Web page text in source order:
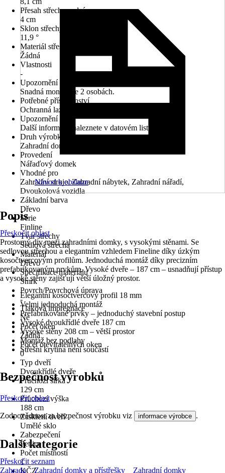
Přesah střechy zadní
4 cm
Sklon střechy
11,9 °
Materiál střešní krytiny
Žádná
Vlastnosti
-
Upozornění
Snadná montáž ve 2 osobách.
Potřebné příslušenství
Ochranná lazura
Upozornění
Další informace naleznete v datovém listu.
Druh výrobku
Zahradní domek
Provedení
Nářaďový domek
Vhodné pro
Zahradní stroje, Zahradní nábytek, Zahradní nářadí,
Dvoukolová vozidla
Základní barva
Dřevo
Série
Finline
Tvar střechy
Sedlová střecha
Materiál
Dřevo
Specifikace materiálu
Smrk
Povrch/Povrchová úprava
-
Tlaková impregnace
Ne
Počet oken
Žádná
Počet otevíratelných oken
0
Typ dveří
Dvoukřídlé dveře
Průchozí šířka
129 cm
Průchozí výška
188 cm
Zasklení dveří
Umělé sklo
Zabezpečení
Petlice
Počet místností
1
KČZ
Návod k obsluze
Popis
Přeskočit oblast
Prostorný div mezi zahradními domky, s vysokými stěnami. Se
sedlovou střechou a elegantním vzhledem Fineline díky úzkým
kosočtvercovým profilům. Jednoduchá montáž díky precizním
prefabrikovaným prvkům. Vysoké dveře – 187 cm – usnadňují přístup
a vysoké stěny zajišťují větší úložný prostor.
Elegantní kosočtvercový profil 18 mm
Velmi jednoduchá montáž
Prefabrikované prvky – jednoduchý stavební postup
Vysoké dvoukřídlé dveře 187 cm
Vysoké stěny 208 cm – větší prostor
Montáž bez podlahy
Střešní krytina není součástí
Bezpečnost výrobků
Přeskočit oblast
Zodpovědnost za bezpečnost výrobku viz informace výrobce .
Další kategorie
Přeskočit seznam
Zahrada
Zahradní domky a přístřešky Zahradní domky